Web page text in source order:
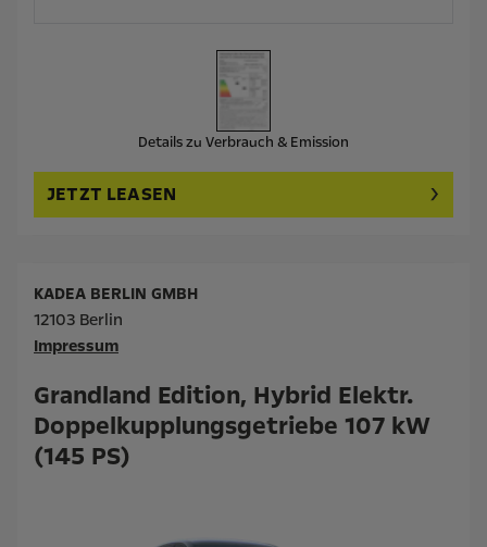
Details zu Verbrauch & Emission
JETZT LEASEN
Grandland Edition, Hybrid Elektr.
Doppelkupplungsgetriebe 107 kW
(145 PS)
KADEA BERLIN GMBH
12103 Berlin
Impressum